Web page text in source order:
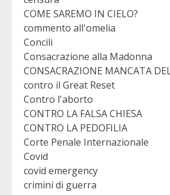
COME SAREMO IN CIELO?
commento all'omelia
Concili
Consacrazione alla Madonna
CONSACRAZIONE MANCATA
contro il Great Reset
Contro l'aborto
CONTRO LA FALSA CHIESA
CONTRO LA PEDOFILIA
Corte Penale Internazionale
Covid
covid emergency
crimini di guerra